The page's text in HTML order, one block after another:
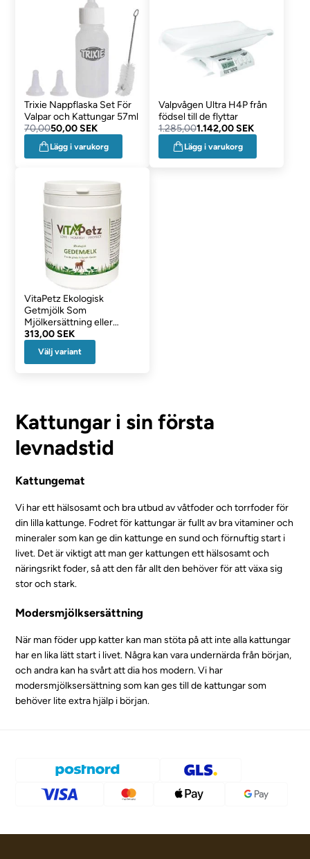
Trixie Nappflaska Set För
Valpar och Kattungar 57ml
70,0050,00 SEK
Lägg i varukorg
Valpvågen Ultra H4P från
födsel till de flyttar
1.285,001.142,00 SEK
Lägg i varukorg
VitaPetz Ekologisk
Getmjölk Som
Mjölkersättning eller
Topping
313,00 SEK
Välj variant
Kattungar i sin första
levnadstid
Kattungemat
Vi har ett hälsosamt och bra utbud av våtfoder och torrfoder för
din lilla kattunge. Fodret för kattungar är fullt av bra vitaminer och
mineraler som kan ge din kattunge en sund och förnuftig start i
livet. Det är viktigt att man ger kattungen ett hälsosamt och
näringsrikt foder, så att den får allt den behöver för att växa sig
stor och stark.
Modersmjölksersättning
När man föder upp katter kan man stöta på att inte alla kattungar
har en lika lätt start i livet. Några kan vara undernärda från början,
och andra kan ha svårt att dia hos modern. Vi har
modersmjölksersättning som kan ges till de kattungar som
behöver lite extra hjälp i början.